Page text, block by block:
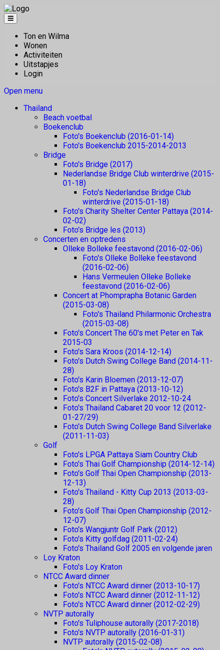
Ton en Wilma
Wonen
Activiteiten
Uitstapjes
Login
Open menu
Thailand
Beach voetbal
Boekenclub
Foto's Boekenclub (2016-01-14)
Foto's Boekenclub 2015-2014-2013
Bridge
Foto's Bridge (2017)
Nederlandse Bridge Club winterdrive (2015-
01-18)
Foto's Nederlandse Bridge Club
winterdrive (2015-01-18)
Foto's Charity Shelter Center Pattaya (2014-
02-02)
Foto's Bridge les (2013)
Concerten en optredens
Olleke Bolleke feestavond (2016-02-06)
Foto's Olleke Bolleke feestavond
(2016-02-06)
Hans Vermeulen Olleke Bolleke
feestavond (2016-02-06)
Concert at Phomprapha Botanic Garden
(2015-03-08)
Foto's Thailand Philarmonic Orchestra
(2015-03-08)
Foto's Concert The 60's met Peter en Tak
2015-03
Foto's Sara Kroos (2014-12-14)
Foto's Dutch Swing College Band (2014-11-
28)
Foto's Karin Bloemen (2013-12-07)
Foto's B2F in Pattaya (2013-10-12)
Foto's Concert Silverlake 2012-10-24
Foto's Thailand Cabaret 20 voor 12 (2012-
01-27/29)
Foto's Dutch Swing College Band Silverlake
(2011-11-03)
Golf
Foto's LPGA Pattaya Siam Country Club
Foto's Thai Golf Championship (2014-12-14)
Foto's Golf Thai Open Championship (2013-
12-13)
Foto's Thailand - Kitty Cup 2013 (2013-03-
28)
Foto's Golf Thai Open Championship (2012-
12-07)
Foto's Wangjuntr Golf Park (2012)
Foto's Kitty golfdag (2011-02-24)
Foto's Thailand Golf 2005 en volgende jaren
Loy Kraton
Foto's Loy Kraton
NTCC Award dinner
Foto's NTCC Award dinner (2013-10-17)
Foto's NTCC Award dinner (2012-11-12)
Foto's NTCC Award dinner (2012-02-29)
NVTP autorally
Foto's Tuliphouse autorally (2017-2018)
Foto's NVTP autorally (2016-01-31)
NVTP autorally (2015-02-08)